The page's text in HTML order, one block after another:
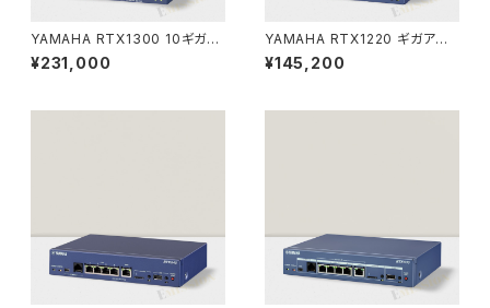
YAMAHA RTX1300 10ギガア
クセスVPNルーター（ヤマハ）
¥231,000
YAMAHA RTX1220 ギガアク
セス VPN ルーター（ヤマハ）
¥145,200